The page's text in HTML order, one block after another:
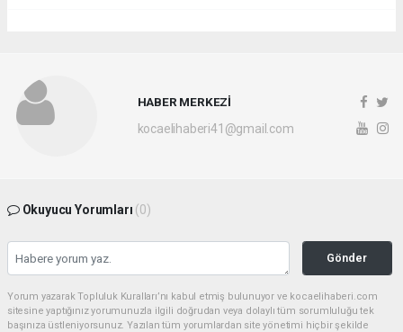
HABER MERKEZİ
kocaelihaberi41@gmail.com
Okuyucu Yorumları (0)
Gönder
Yorum yazarak Topluluk Kuralları’nı kabul etmiş bulunuyor ve kocaelihaberi.com
sitesine yaptığınız yorumunuzla ilgili doğrudan veya dolaylı tüm sorumluluğu tek
başınıza üstleniyorsunuz. Yazılan tüm yorumlardan site yönetimi hiçbir şekilde